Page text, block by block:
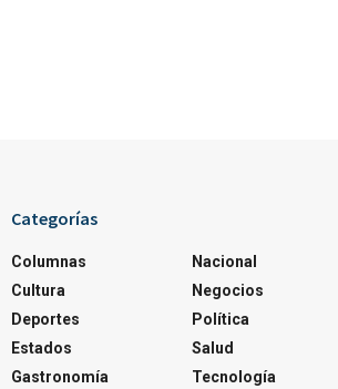
Categorías
Columnas
Cultura
Deportes
Estados
Gastronomía
Nacional
Negocios
Política
Salud
Tecnología